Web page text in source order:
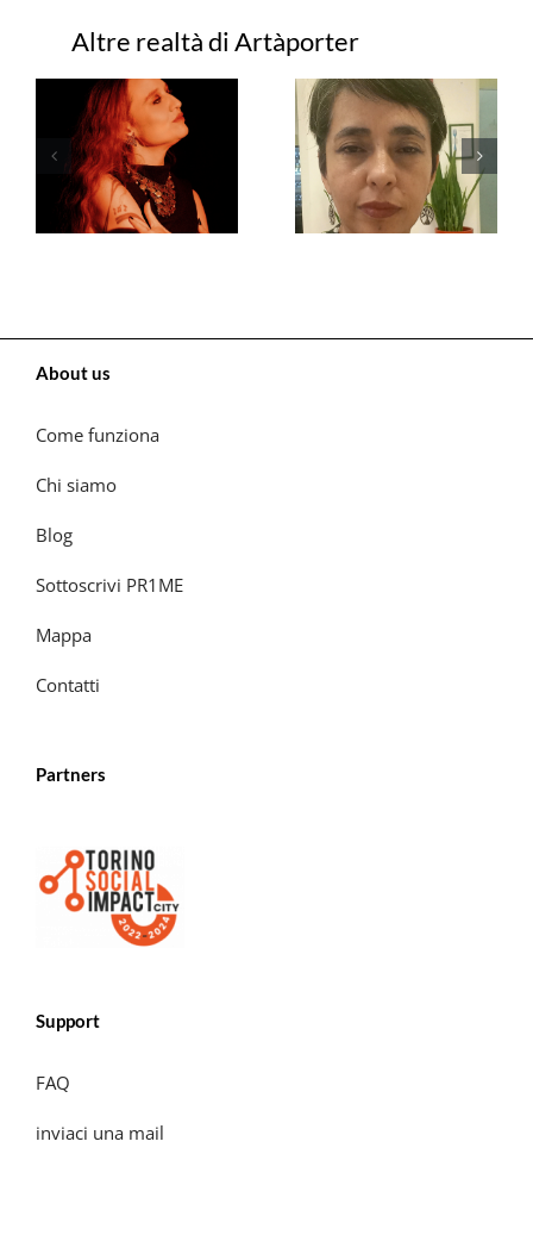
Progetti correlati
About us
Come funziona
Chi siamo
Blog
Sottoscrivi PR1ME
Mappa
Contatti
Partners
Support
FAQ
inviaci una mail